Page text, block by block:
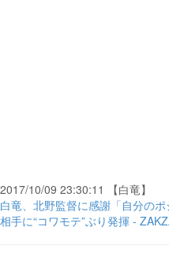
2017/10/09 23:30:11 【白竜】
白竜、北野監督に感謝「自分の
相手に“コワモテ”ぶり発揮 -